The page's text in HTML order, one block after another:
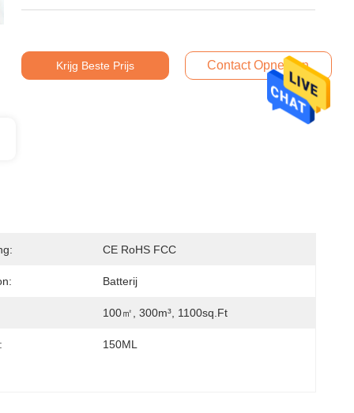
Krijg Beste Prijs Contact Opnemen
CE RoHS FCC
Batterij
100㎡, 300m³, 1100sq.ft
150ML